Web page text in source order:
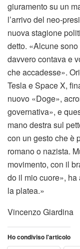
giuramento su un
l’arrivo del neo-
nuova stagione
detto. «Alcune
davvero contava e
che accadesse».
Tesla e Space X,
nuovo «Doge»,
governativa», e
mano destra sul
con un gesto che è
romano o nazista.
movimento, con il
do il mio cuore»,
la platea.»
Vincenzo Giardina
Ho condiviso l'articolo